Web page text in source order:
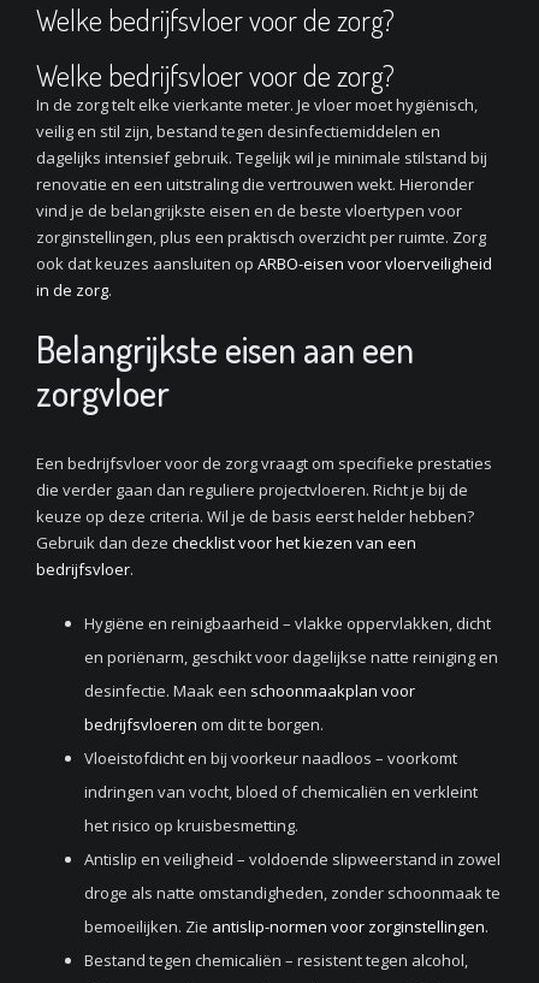
Welke bedrijfsvloer voor de zorg?
Welke bedrijfsvloer voor de zorg?
In de zorg telt elke vierkante meter. Je vloer moet hygiënisch,
veilig en stil zijn, bestand tegen desinfectiemiddelen en
dagelijks intensief gebruik. Tegelijk wil je minimale stilstand bij
renovatie en een uitstraling die vertrouwen wekt. Hieronder
vind je de belangrijkste eisen en de beste vloertypen voor
zorginstellingen, plus een praktisch overzicht per ruimte. Zorg
ook dat keuzes aansluiten op ARBO-eisen voor vloerveiligheid
in de zorg.
Belangrijkste eisen aan een
zorgvloer
Een bedrijfsvloer voor de zorg vraagt om specifieke prestaties
die verder gaan dan reguliere projectvloeren. Richt je bij de
keuze op deze criteria. Wil je de basis eerst helder hebben?
Gebruik dan deze checklist voor het kiezen van een
bedrijfsvloer.
Hygiëne en reinigbaarheid – vlakke oppervlakken, dicht
en poriënarm, geschikt voor dagelijkse natte reiniging en
desinfectie. Maak een schoonmaakplan voor
bedrijfsvloeren om dit te borgen.
Vloeistofdicht en bij voorkeur naadloos – voorkomt
indringen van vocht, bloed of chemicaliën en verkleint
het risico op kruisbesmetting.
Antislip en veiligheid – voldoende slipweerstand in zowel
droge als natte omstandigheden, zonder schoonmaak te
bemoeilijken. Zie antislip-normen voor zorginstellingen.
Bestand tegen chemicaliën – resistent tegen alcohol,